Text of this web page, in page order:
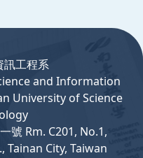
訊工程系
and Information
University of Science
號 Rm. C201, No.1,
Tainan City, Taiwan